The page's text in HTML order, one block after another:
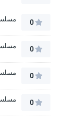
0
0
0
0